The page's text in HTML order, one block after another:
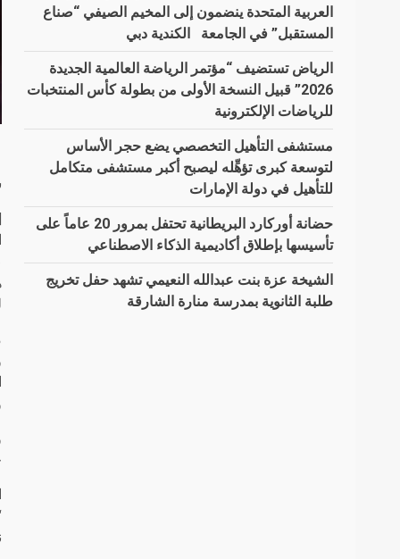
العربية المتحدة ينضمون إلى المخيم الصيفي “صناع
المستقبل” في الجامعة الكندية دبي
الرياض تستضيف “مؤتمر الرياضة العالمية الجديدة
2026” قبيل النسخة الأولى من بطولة كأس المنتخبات
للرياضات الإلكترونية
مستشفى التأهيل التخصصي يضع حجر الأساس
لتوسعة كبرى تؤهِّله ليصبح أكبر مستشفى متكامل
للتأهيل في دولة الإمارات
حضانة أوركارد البريطانية تحتفل بمرور 20 عاماً على
تأسيسها بإطلاق أكاديمية الذكاء الاصطناعي
الشيخة عزة بنت عبدالله النعيمي تشهد حفل تخريج
طلبة الثانوية بمدرسة منارة الشارقة